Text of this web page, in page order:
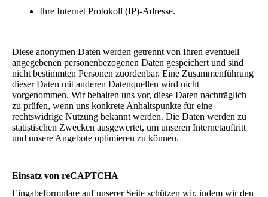
Ihre Internet Protokoll (IP)-Adresse.
Diese anonymen Daten werden getrennt von Ihren eventuell
angegebenen personenbezogenen Daten gespeichert und sind
nicht bestimmten Personen zuordenbar. Eine Zusammenführung
dieser Daten mit anderen Datenquellen wird nicht
vorgenommen. Wir behalten uns vor, diese Daten nachträglich
zu prüfen, wenn uns konkrete Anhaltspunkte für eine
rechtswidrige Nutzung bekannt werden. Die Daten werden zu
statistischen Zwecken ausgewertet, um unseren Internetauftritt
und unsere Angebote optimieren zu können.
Einsatz von reCAPTCHA
Eingabeformulare auf unserer Seite schützen wir, indem wir den